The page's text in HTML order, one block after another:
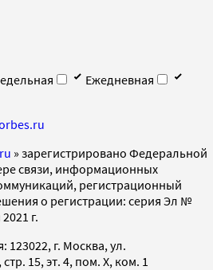
Ежедневная
» зарегистрировано Федеральной
связи, информационных
регистрационный
о регистрации: серия Эл №
г.
123022, г. Москва, ул.
15, эт. 4, пом. X, ком. 1